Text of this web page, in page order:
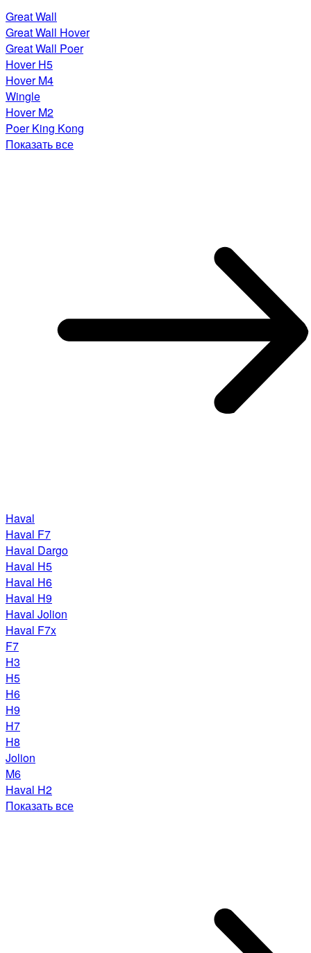
Great Wall
Great Wall Hover
Great Wall Poer
Hover H5
Hover M4
Wingle
Hover M2
Poer King Kong
Показать все
Haval
Haval F7
Haval Dargo
Haval H5
Haval H6
Haval H9
Haval Jolion
Haval F7x
F7
H3
H5
H6
H9
H7
H8
Jolion
M6
Haval H2
Показать все